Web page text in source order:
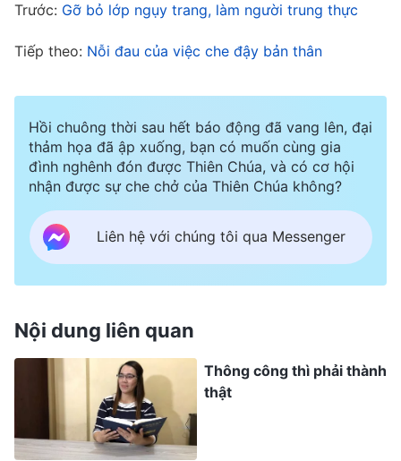
lãnh đạo cấp trên xin chỉ dẫn, nhưng lại nghĩ về
tôi nhiều nguyên tắc, nhưng giờ đây khi đối mặt
với tình huống này, tôi vẫn không thể phân định
được. Tôi tự hỏi liệu lãnh đạo có nghĩ rằng tôi
không đủ tố chất, không thể hiểu các nguyên
tắc dù được thông công bao nhiêu đi chăng nữa,
và không phù hợp làm lãnh đạo không? Tôi chần
khi hiểu rõ mới cách chức Trương Đan.
Một ngày nọ, lãnh đạo phát hiện vấn đề trong
việc chọn người phụ trách công việc hành chính,
và thông công với tôi về nguyên tắc xử lý những
Trước: Gỡ bỏ lớp ngụy trang, làm người trung thực
Tiếp theo: Nỗi đau của việc che đậy bản thân
Hồi chuông thời sau hết báo động đã vang lên, đại
thảm họa đã ập xuống, bạn có muốn cùng gia
đình nghênh đón được Thiên Chúa, và có cơ hội
nhận được sự che chở của Thiên Chúa không?
Liên hệ với chúng tôi qua Messenger
Nội dung liên quan
Thông công thì phải thành
thật